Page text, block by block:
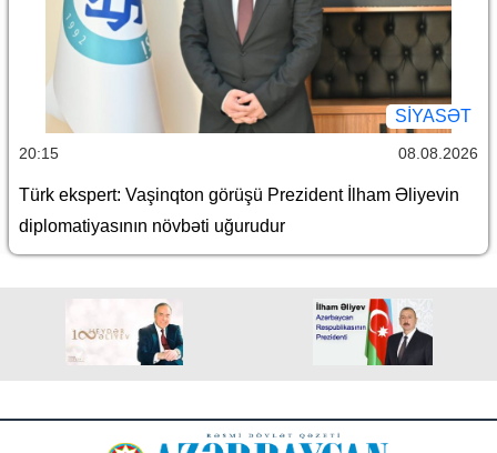
SİYASƏT
20:15 08.08.2026
Türk ekspert: Vaşinqton görüşü Prezident İlham Əliyevin
diplomatiyasının növbəti uğurudur